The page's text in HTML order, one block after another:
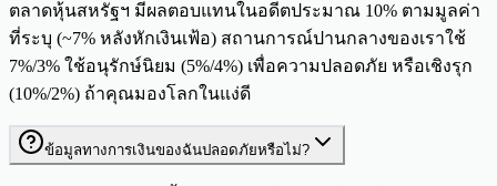
ตลาดหุ้นสหรัฐฯ มีผลตอบแทนในอดีตประมาณ 10% ตามมูลค่า
ที่ระบุ (~7% หลังหักเงินเฟ้อ) สถานการณ์ปานกลางของเราใช้
7%/3% ใช้อนุรักษ์นิยม (5%/4%) เพื่อความปลอดภัย หรือเชิงรุก
(10%/2%) ถ้าคุณมองโลกในแง่ดี
ข้อมูลทางการเงินของฉันปลอดภัยหรือไม่?